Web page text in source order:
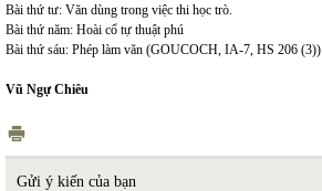
Bài thứ tư: Văn dùng trong việc thi học trò.
Bài thứ năm: Hoài cổ tự thuật phú
Bài thứ sáu: Phép làm văn (GOUCOCH, IA-7, HS 206 (3))
Vũ Ngự Chiêu
Gửi ý kiến của bạn